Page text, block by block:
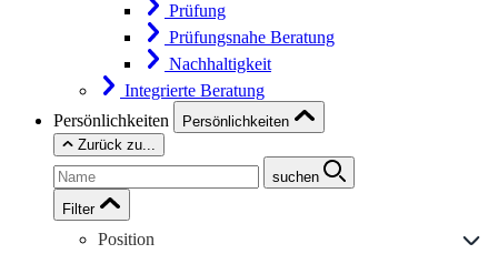
Prüfung
Prüfungsnahe Beratung
Nachhaltigkeit
Integrierte Beratung
Persönlichkeiten
Persönlichkeiten
Zurück zu...
suchen
Filter
Position